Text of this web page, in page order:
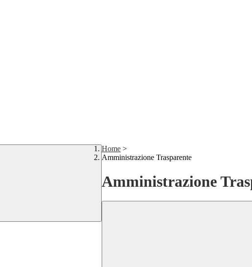
Home >
Amministrazione Trasparente
Amministrazione